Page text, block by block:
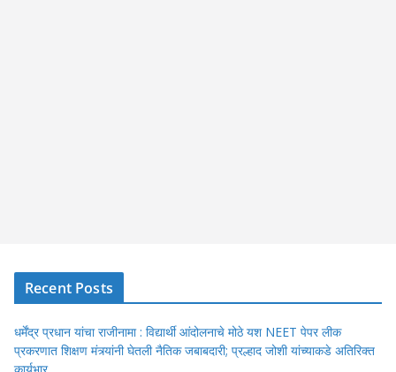
Recent Posts
धर्मेंद्र प्रधान यांचा राजीनामा : विद्यार्थी आंदोलनाचे मोठे यश NEET पेपर लीक
प्रकरणात शिक्षण मंत्र्यांनी घेतली नैतिक जबाबदारी; प्रल्हाद जोशी यांच्याकडे अतिरिक्त
कार्यभार